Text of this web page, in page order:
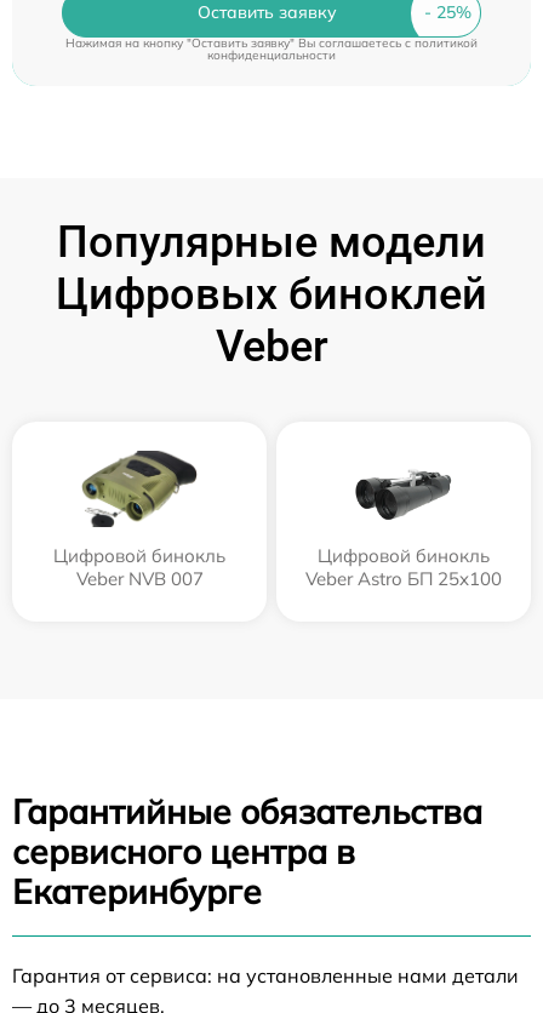
Оставить заявку
Нажимая на кнопку "Оставить заявку" Вы соглашаетесь c политикой
конфиденциальности
Популярные модели
Цифровых биноклей
Veber
Цифровой бинокль
Veber NVB 007
Цифровой бинокль
Veber Astro БП 25x100
Гарантийные обязательства
сервисного центра в
Екатеринбурге
Гарантия от сервиса: на установленные нами детали
— до 3 месяцев.